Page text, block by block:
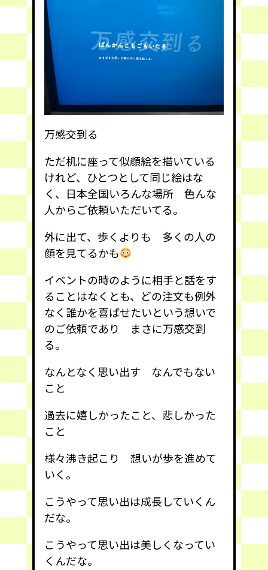
万感交到る
ただ机に座って似顔絵を描いている
けれど、ひとつとして同じ絵はな
く、日本全国いろんな場所 色んな
人からご依頼いただいてる。
外に出て、歩くよりも 多くの人の
顔を見てるかも
イベントの時のように相手と話をす
ることはなくとも、どの注文も例外
なく誰かを喜ばせたいという想いで
のご依頼であり まさに万感交到
る。
なんとなく思い出す なんでもない
こと
過去に嬉しかったこと、悲しかった
こと
様々沸き起こり 想いが歩を進めて
いく。
こうやって思い出は成長していくん
だな。
こうやって思い出は美しくなってい
くんだな。